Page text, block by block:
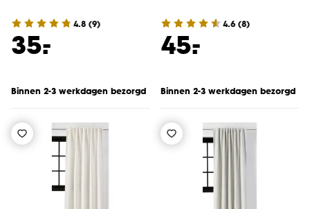
4.8 (9)
35.
-
Binnen 2-3 werkdagen bezorgd
4.6 (8)
45.
-
Binnen 2-3 werkdagen bezorgd